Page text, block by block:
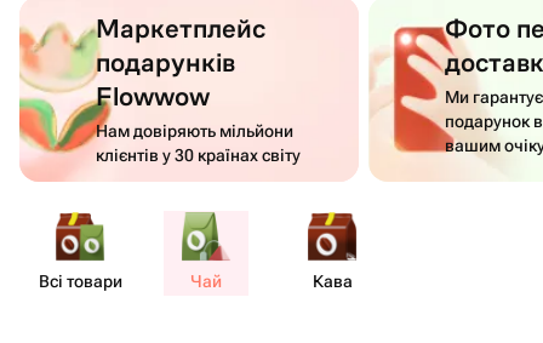
Маркетплейс
подарунків
Flowwow
Нам довіряють мільйони
клієнтів у 30 країнах світу
Фото
Ми
подарунок
вашим
Всі товари Чай Кава